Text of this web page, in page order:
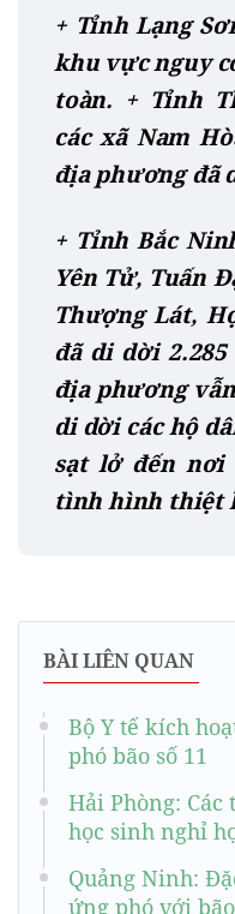
+ Tỉnh Lạng
khu vực nguy
toàn. + Tỉnh
các xã Nam
địa phương đã
+ Tỉnh Bắc
Yên Tử, Tuấn
Thượng Lát,
đã di dời
địa phương
di dời các hộ
sạt lở đến nơi
tình hình thiệt
BÀI LIÊN QUAN
Bộ Y tế kích
phó bão số 11
Hải Phòng:
học sinh nghỉ
Quảng Ninh:
ứng phó với bão